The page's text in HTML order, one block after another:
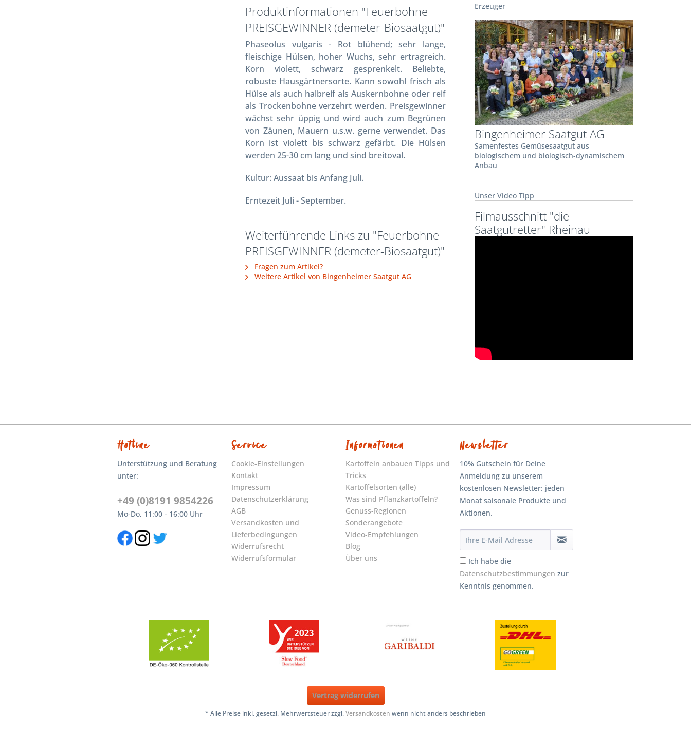
Produktinformationen "Feuerbohne
PREISGEWINNER (demeter-Biosaatgut)"
Phaseolus vulgaris - Rot blühend; sehr lange,
fleischige Hülsen, hoher Wuchs, sehr ertragreich.
Korn violett, schwarz gesprenkelt. Beliebte,
robuste Hausgärtnersorte. Kann sowohl frisch als
Hülse als auch halbreif als Auskernbohne oder reif
als Trockenbohne verzehrt werden. Preisgewinner
wächst sehr üppig und wird auch zum Begrünen
von Zäunen, Mauern u.s.w. gerne verwendet. Das
Korn ist violett bis schwarz gefärbt. Die Hülsen
werden 25-30 cm lang und sind breitoval.
Kultur: Aussaat bis Anfang Juli.
Erntezeit Juli - September.
Weiterführende Links zu "Feuerbohne
PREISGEWINNER (demeter-Biosaatgut)"
Fragen zum Artikel?
Weitere Artikel von Bingenheimer Saatgut AG
Erzeuger
Bingenheimer Saatgut AG
Samenfestes Gemüsesaatgut aus
biologischem und biologisch-dynamischem
Anbau
Unser Video Tipp
Filmausschnitt "die
Saatgutretter" Rheinau
Hotline
Unterstützung und Beratung
unter:
+49 (0)8191 9854226
Mo-Do, 11:00 - 16:00 Uhr
Service
Cookie-Einstellungen
Kontakt
Impressum
Datenschutzerklärung
AGB
Versandkosten und
Lieferbedingungen
Widerrufsrecht
Widerrufsformular
Informationen
Kartoffeln anbauen Tipps und
Tricks
Kartoffelsorten (alle)
Was sind Pflanzkartoffeln?
Genuss-Regionen
Sonderangebote
Video-Empfehlungen
Blog
Über uns
Newsletter
10% Gutschein für Deine
Anmeldung zu unserem
kostenlosen Newsletter: jeden
Monat saisonale Produkte und
Aktionen.
Ich habe die
Datenschutzbestimmungen zur
Kenntnis genommen.
Vertrag widerrufen
* Alle Preise inkl. gesetzl. Mehrwertsteuer zzgl.Versandkosten wenn nicht anders beschrieben